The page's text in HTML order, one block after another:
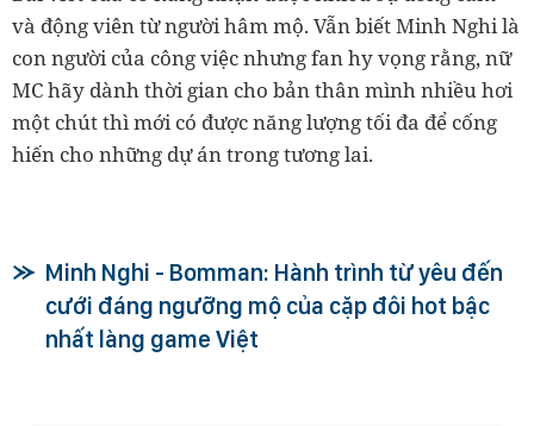
và động viên từ người hâm mộ. Vẫn biết Minh Nghi là
con người của công việc nhưng fan hy vọng rằng, nữ
MC hãy dành thời gian cho bản thân mình nhiều hơi
một chút thì mới có được năng lượng tối đa để cống
hiến cho những dự án trong tương lai.
Minh Nghi - Bomman: Hành trình từ yêu đến
cưới đáng ngưỡng mộ của cặp đôi hot bậc
nhất làng game Việt